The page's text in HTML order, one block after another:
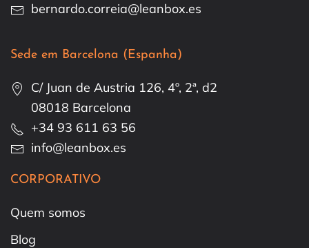
bernardo.correia@leanbox.es
Sede em Barcelona (Espanha)
C/ Juan de Austria 126, 4º, 2ª, d2
08018 Barcelona
+34 93 611 63 56
info@leanbox.es
CORPORATIVO
Quem somos
Blog